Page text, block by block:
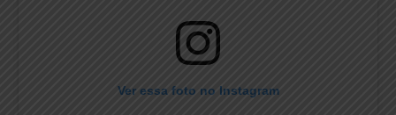
Ver essa foto no Instagram